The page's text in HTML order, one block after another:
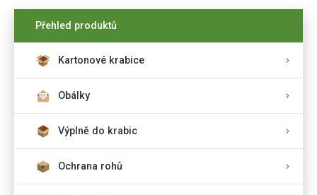
Přehled produktů
Kartonové krabice
Obálky
Výplně do krabic
Ochrana rohů